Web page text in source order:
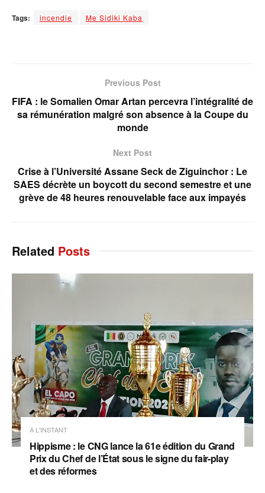
Tags: incendie Me Sidiki Kaba
Previous Post
FIFA : le Somalien Omar Artan percevra l’intégralité de
sa rémunération malgré son absence à la Coupe du
monde
Next Post
Crise à l’Université Assane Seck de Ziguinchor : Le
SAES décrète un boycott du second semestre et une
grève de 48 heures renouvelable face aux impayés
Related Posts
A L'INSTANT
Hippisme : le CNG lance la 61e édition du Grand
Prix du Chef de l’État sous le signe du fair-play
et des réformes